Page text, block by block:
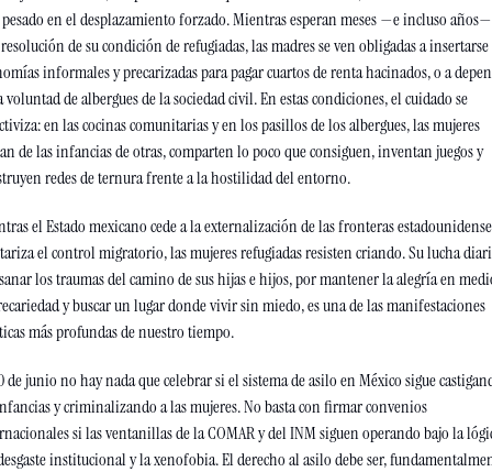
en el desplazamiento forzado. Mientras esperan meses —e incluso
de su condición de refugiadas, las madres se ven obligadas a
informales y precarizadas para pagar cuartos de renta hacinados, o a
voluntad de albergues de la sociedad civil. En estas condiciones, el cuidado se
en las cocinas comunitarias y en los pasillos de los albergues, las mujeres
de las infancias de otras, comparten lo poco que consiguen, inventan juegos y
redes de ternura frente a la hostilidad del entorno.
el Estado mexicano cede a la externalización de las fronteras
el control migratorio, las mujeres refugiadas resisten criando. Su lucha
los traumas del camino de sus hijas e hijos, por mantener la alegría en
y buscar un lugar donde vivir sin miedo, es una de las manifestaciones
más profundas de nuestro tiempo.
de junio no hay nada que celebrar si el sistema de asilo en México sigue
y criminalizando a las mujeres. No basta con firmar convenios
si las ventanillas de la COMAR y del INM siguen operando bajo la
institucional y la xenofobia. El derecho al asilo debe ser,